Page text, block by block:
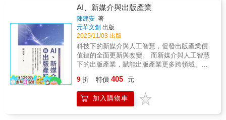
機。＃添加點童書成分，空間更有個性，拉近
讀者與閱讀／展覽主題的距離運用童書的文圖
元素點綴空間，能讓各場館和書店擺脫「只是
放書的地方」、「掛滿說明文字的輸出展
板」、「展品高深莫測、素人勿近」等刻板印
象，大幅拉近與閱聽眾的距離，也凸顯出空間
的經營理念。由小至大皆然：牆上掛著的複製
畫或海報、書櫃旁擺放的玩偶、將玩具與相關
主題書一起展售、平台不定期更換展示主
發，以不同視角呈現展覽主題，再從展覽主題
牽引回閱讀本質——這些做法都有助於讓大眾
更快接收到空間的特色，理解選書核心／經營
中的多重意義。 ｜虛構中的圖書館與想像藏書
以文學角色為例，描繪吸血鬼德古拉、科學怪
人等虛構人物可能擁有的書籍，進一步反思書
與自我認同的關係。
淚呢。．無知與傲慢：由於不同宗教之間的傲
慢、落到不懂書本價值的人手上的無知，許多
應該保留下來的書，就這樣遭到摧毀，或是把
裝載知識的紙張，用來包裝果腹的糧食。．書
蟲：這些以知識為食的小蟲們，種類繁多，除
了各有喜好外，還很傲嬌，沒壓在書裡頭，牠
們可是不屑食用偉人的知識呢！．裝訂工：裁
封，甚至自己改標題（？），裝訂工的無知與
家：收藏書的人理應是最珍惜書本的人，不
過，如果他們收藏的是書名頁、卷頭插畫或是
書中版畫，對書而言，他們就是強大的敵
活當中迷人、憂傷、勇敢又有趣的故事。她在
這本書裡講述了她和摯愛蘭斯一起航海冒險、
環遊世界、為環保奮戰，並且開了袖珍書屋的
故事。 露絲的人生一路走來並不容易，儘管如
此，她仍在書裡分享了許多不同凡響的人事
物，很多故事讀來令人捧腹大笑。露絲在書中
不只介紹了她自身的生命歷程，也會穿插提及
與書店有關的故事，時而以專業的角度為讀者
推薦書籍。 本書維持著她特有的寫作風格，露
越生命中的高峰與低谷，見證一段極其充實的
人生，再次帶給讀者深深的感動與滿足。
AI、新媒介與出版產業
陳建安 著
元華文創 出版
2025/11/03 出版
科技下的新媒介與人工智慧，促發出版產業價
值鏈的全面更新與改變。 而新媒介與人工智慧
下的出版產業，賦能出版產業更多跨領域、跨
科技影響下產生出版產業價值鏈的變化，也僅
是促發出版產業型態與通路的變化，但對讀者
來說，反因為科技發展，更能精準迎合讀者需
9 折 特價 405 元
加入購物車